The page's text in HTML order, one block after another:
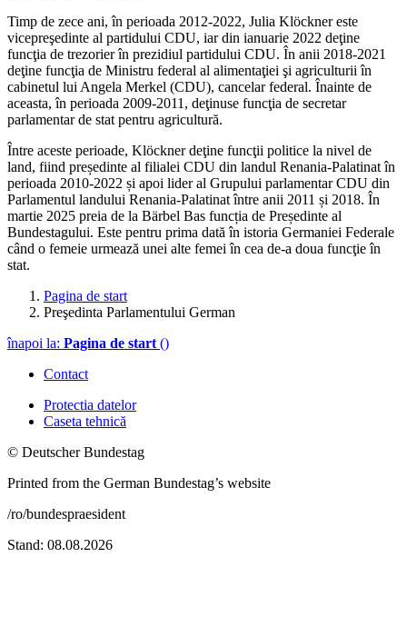
Timp de zece ani, în perioada 2012-2022, Julia Klöckner este
vicepreşedinte al partidului CDU, iar din ianuarie 2022 deţine
funcţia de trezorier în prezidiul partidului CDU. În anii 2018-2021
deţine funcţia de Ministru federal al alimentaţiei şi agriculturii în
cabinetul lui Angela Merkel (CDU), cancelar federal. Înainte de
aceasta, în perioada 2009-2011, deţinuse funcţia de secretar
parlamentar de stat pentru agricultură.
Între aceste perioade, Klöckner deţine funcţii politice la nivel de
land, fiind președinte al filialei CDU din landul Renania-Palatinat în
perioada 2010-2022 și apoi lider al Grupului parlamentar CDU din
Parlamentul landului Renania-Palatinat între anii 2011 și 2018. În
martie 2025 preia de la Bärbel Bas funcția de Președinte al
Bundestagului. Este pentru prima dată în istoria Germaniei Federale
când o femeie urmează unei alte femei în cea de-a doua funcţie în
stat.
Pagina de start
Preşedinta Parlamentului German
înapoi la: Pagina de start ()
Contact
Protectia datelor
Caseta tehnică
© Deutscher Bundestag
Printed from the German Bundestag’s website
/ro/bundespraesident
Stand: 08.08.2026